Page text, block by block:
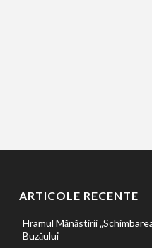
ARTICOLE RECENTE
Hramul Mănăstirii
Buzăului